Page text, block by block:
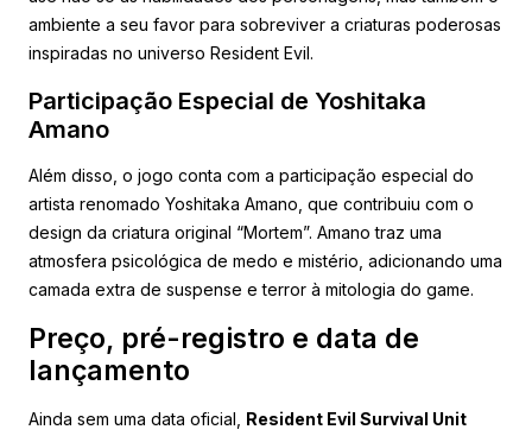
ambiente a seu favor para sobreviver a criaturas poderosas
inspiradas no universo Resident Evil.
Participação Especial de Yoshitaka
Amano
Além disso, o jogo conta com a participação especial do
artista renomado Yoshitaka Amano, que contribuiu com o
design da criatura original “Mortem”. Amano traz uma
atmosfera psicológica de medo e mistério, adicionando uma
camada extra de suspense e terror à mitologia do game.
Preço, pré-registro e data de
lançamento
Ainda sem uma data oficial, Resident Evil Survival Unit